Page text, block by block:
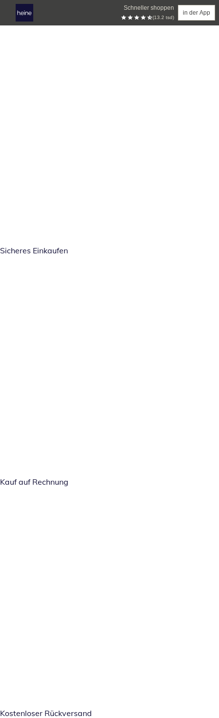
Schneller shoppen
(13.2 tsd)
in der App
Sicheres Einkaufen
Kauf auf Rechnung
Kostenloser Rückversand